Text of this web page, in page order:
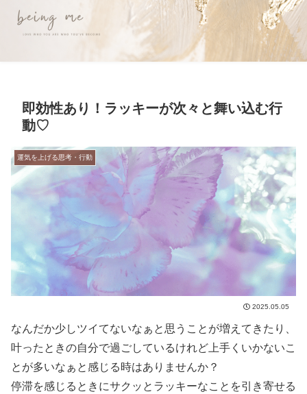
即効性あり！ラッキーが次々と舞い込む行
動♡
運気を上げる思考・行動
2025.05.05
なんだか少しツイてないなぁと思うことが増えてきたり、
叶ったときの自分で過ごしているけれど上手くいかないこ
とが多いなぁと感じる時はありませんか？
停滞を感じるときにサクッとラッキーなことを引き寄せる